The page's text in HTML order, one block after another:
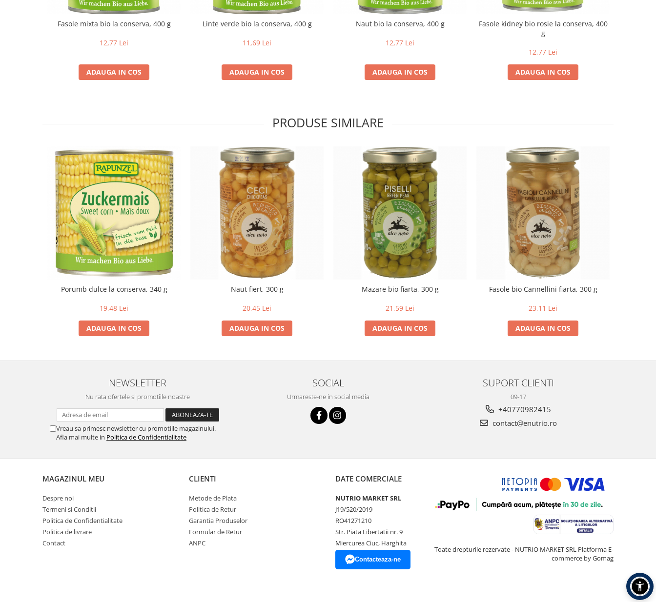
Paste bio fara gluten
Sosuri bio din tomate
Sucuri si bauturi bio
Lapte bio si bauturi vegetale
Sucuri din fructe si legume bio
Superalimente
Pudre proteice bio
Superalimente bio
Uleiuri, grasimi si otet
Uleiuri esentiale alimentare bio
Fasole mixta bio la conserva, 400 g
12,77 Lei
ADAUGA IN COS
Linte verde bio la conserva, 400 g
11,69 Lei
ADAUGA IN COS
Naut bio la conserva, 400 g
12,77 Lei
ADAUGA IN COS
Fasole kidney bio rosie la conserva, 400
g
12,77 Lei
ADAUGA IN COS
PRODUSE SIMILARE
Porumb dulce la conserva, 340 g
19,48 Lei
ADAUGA IN COS
Naut fiert, 300 g
20,45 Lei
ADAUGA IN COS
Mazare bio fiarta, 300 g
21,59 Lei
ADAUGA IN COS
Fasole bio Cannellini fiarta, 300 g
23,11 Lei
ADAUGA IN COS
NEWSLETTER
Nu rata ofertele si promotiile noastre
Vreau sa primesc newsletter cu promotiile magazinului.
Afla mai multe in Politica de Confidentialitate
SOCIAL
Urmareste-ne in social media
SUPORT CLIENTI
09-17
+40770982415
contact@enutrio.ro
MAGAZINUL MEU
Despre noi
Termeni si Conditii
Politica de Confidentialitate
Politica de livrare
Contact
CLIENTI
Metode de Plata
Politica de Retur
Garantia Produselor
Formular de Retur
ANPC
DATE COMERCIALE
NUTRIO MARKET SRL
J19/520/2019
RO41271210
Str. Piata Libertatii nr. 9
Miercurea Ciuc, Harghita
Contacteaza-ne
Toate drepturile rezervate - NUTRIO MARKET SRL Platforma E-
commerce by Gomag